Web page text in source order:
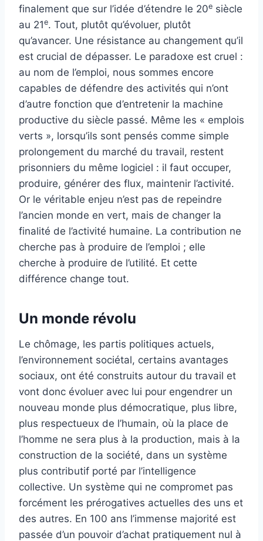
finalement que sur l’idée d’étendre le 20e siècle
au 21e. Tout, plutôt qu’évoluer, plutôt
qu’avancer. Une résistance au changement qu’il
est crucial de dépasser. Le paradoxe est cruel :
au nom de l’emploi, nous sommes encore
capables de défendre des activités qui n’ont
d’autre fonction que d’entretenir la machine
productive du siècle passé. Même les « emplois
verts », lorsqu’ils sont pensés comme simple
prolongement du marché du travail, restent
prisonniers du même logiciel : il faut occuper,
produire, générer des flux, maintenir l’activité.
Or le véritable enjeu n’est pas de repeindre
l’ancien monde en vert, mais de changer la
finalité de l’activité humaine. La contribution ne
cherche pas à produire de l’emploi ; elle
cherche à produire de l’utilité. Et cette
différence change tout.
Un monde révolu
Le chômage, les partis politiques actuels,
l’environnement sociétal, certains avantages
sociaux, ont été construits autour du travail et
vont donc évoluer avec lui pour engendrer un
nouveau monde plus démocratique, plus libre,
plus respectueux de l’humain, où la place de
l’homme ne sera plus à la production, mais à la
construction de la société, dans un système
plus contributif porté par l’intelligence
collective. Un système qui ne compromet pas
forcément les prérogatives actuelles des uns et
des autres. En 100 ans l’immense majorité est
passée d’un pouvoir d’achat pratiquement nul à